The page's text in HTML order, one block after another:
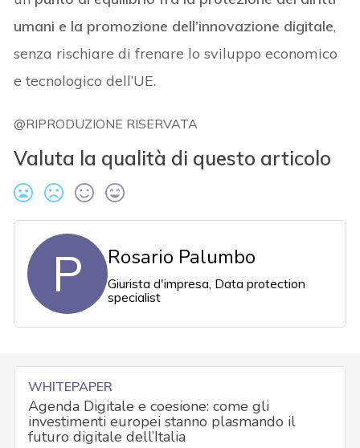
umani e la promozione dell’innovazione digitale,
senza rischiare di frenare lo sviluppo economico
e tecnologico dell’UE.
@RIPRODUZIONE RISERVATA
Valuta la qualità di questo articolo
P Rosario Palumbo
Giurista d'impresa, Data protection
specialist
WHITEPAPER
Agenda Digitale e coesione: come gli
investimenti europei stanno plasmando il
futuro digitale dell’Italia